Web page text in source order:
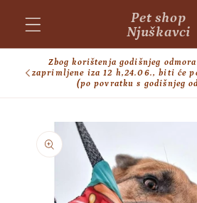
content
Pet shop
Njuškavci
Zbog korištenja godišnjeg
zaprimljene iza 12 h,24.06., biti će
(po povratku s godišnjeg
Skip to
product
information